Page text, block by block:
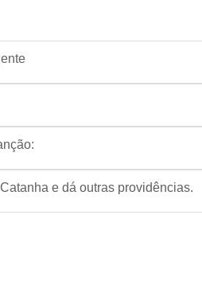
e dá outras providências.